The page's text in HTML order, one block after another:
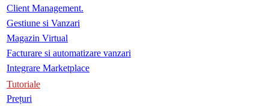
Client Management.
Gestiune si Vanzari
Magazin Virtual
Facturare si automatizare vanzari
Integrare Marketplace
Tutoriale
Prețuri